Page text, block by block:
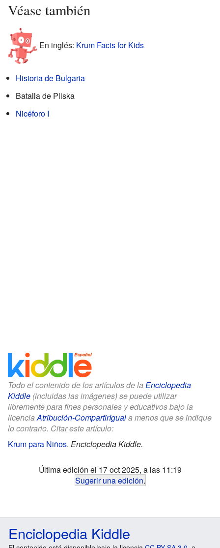
Véase también
En inglés: Krum Facts for Kids
Historia de Bulgaria
Batalla de Pliska
Nicéforo I
Todo el contenido de los artículos de la Enciclopedia
Kiddle (incluidas las imágenes) se puede utilizar
libremente para fines personales y educativos bajo la
licenciaAtribución-CompartirIguala menos que se indique
lo contrario. Citar este artículo:
Krum para Niños. Enciclopedia Kiddle.
Última edición el 17 oct 2025, a las 11:19
Sugerir una edición.
Enciclopedia Kiddle